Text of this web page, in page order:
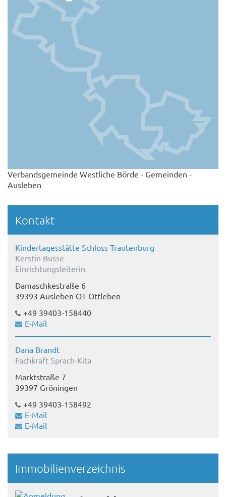
Verbandsgemeinde Westliche Börde - Gemeinden -
Ausleben
Kontakt
Kindertagesstätte Schloss Trautenburg
Kerstin Busse
Einrichtungsleiterin
Damaschkestraße 6
39393 Ausleben OT Ottleben
+49 39403-158440
E-Mail
Dana Brandt
Fachkraft Sprach-Kita
Marktstraße 7
39397 Gröningen
+49 39403-158492
E-Mail
E-Mail
Immobilienverzeichnis